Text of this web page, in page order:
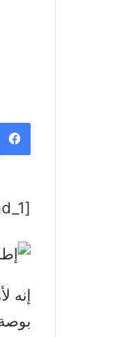
[ad_1]